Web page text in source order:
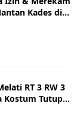
Kades di
RT 3 RW 3
Kostum Tutup